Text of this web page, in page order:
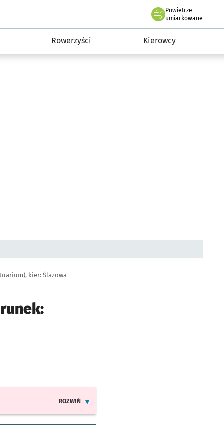
Powietrze
we Wrocławiu
umiarkowane
Rowerzyści Kierowcy
kier: Ślazowa
ROZWIŃ